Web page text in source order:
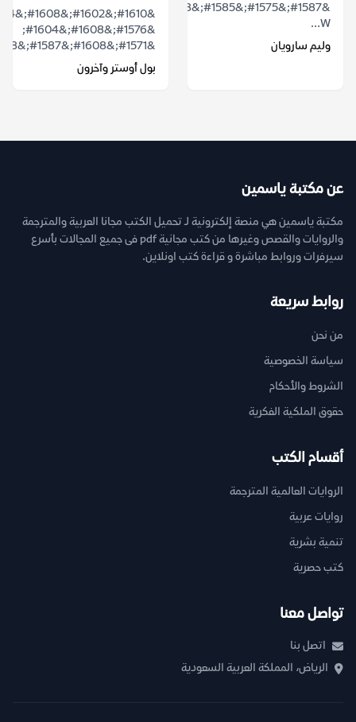
W...
وليم سارويان
&#1576;&#1608;&#1604;
&#1571;&#1608;&#1587;&#1578;&...
بول أوستر وآخرون
عن مكتبة ياسمين
مكتبة ياسمين هي منصة إلكترونية لـ تحميل الكتب مجانا العربية والمترجمة
والروايات والقصص وغيرها من كتب مجانية pdf فى جميع المجالات بأسرع
سيرفرات وروابط مباشرة و قراءة كتب اونلاين.
روابط سريعة
من نحن
سياسة الخصوصية
الشروط والأحكام
حقوق الملكية الفكرية
أقسام الكتب
الروايات العالمية المترجمة
روايات عربية
تنمية بشرية
كتب حصرية
تواصل معنا
اتصل بنا
الرياض، المملكة العربية السعودية